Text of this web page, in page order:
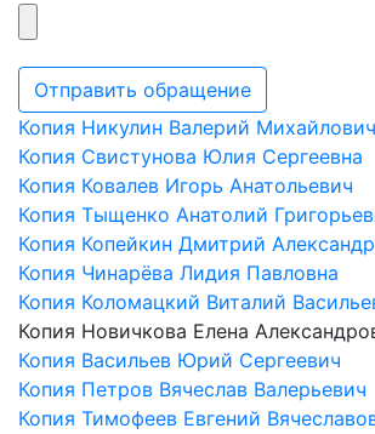
Отправить обращение
Копия Никулин Валерий Михайлович
Копия Свистунова Юлия Сергеевна
Копия Ковалев Игорь Анатольевич
Копия Тыщенко Анатолий
Копия Копейкин Дмитрий
Копия Чинарёва Лидия Павловна
Копия Коломацкий Виталий
Копия Новичкова Елена
Копия Васильев Юрий Сергеевич
Копия Петров Вячеслав Валерьевич
Копия Тимофеев Евгений